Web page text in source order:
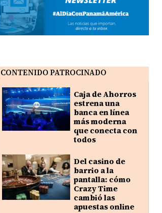
CONTENIDO PATROCINADO
Caja de Ahorros
estrena una
banca en línea
más moderna
que conecta con
todos
Del casino de
barrio a la
pantalla: cómo
Crazy Time
cambió las
apuestas online